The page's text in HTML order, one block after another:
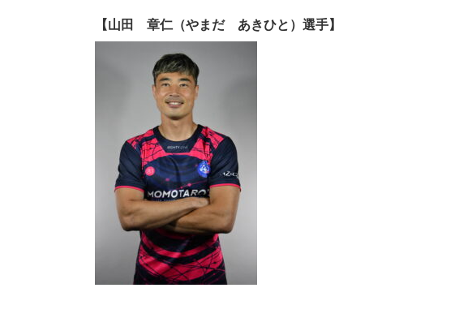
【山田 章仁（やまだ あきひと）選手】